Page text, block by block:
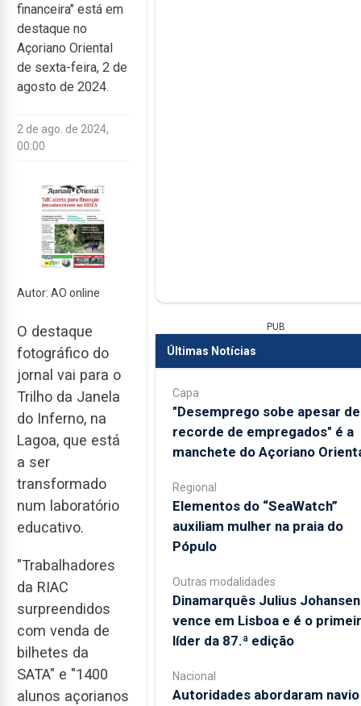
financeira" está em
destaque no
Açoriano Oriental
de sexta-feira, 2 de
agosto de 2024.
2 de ago. de 2024,
00:00
Autor: AO online
O destaque
fotográfico do
jornal vai para o
Trilho da Janela
do Inferno, na
Lagoa, que está
a ser
transformado
num laboratório
educativo.
"Trabalhadores
da RIAC
surpreendidos
com venda de
bilhetes da
SATA" e "1400
alunos açorianos
PUB
Últimas Notícias
Capa
"Desemprego sobe apesar de
recorde de empregados" é a
manchete do Açoriano
Regional
​Elementos do “SeaWatch”
auxiliam mulher na praia do
Pópulo
Outras modalidades
Dinamarquês Julius Johansen
vence em Lisboa e é o
líder da 87.ª edição
Nacional
Autoridades abordaram navio